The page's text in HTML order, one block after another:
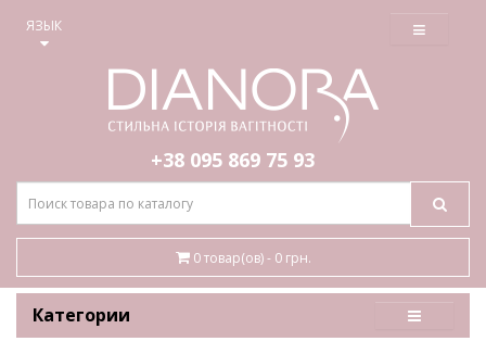
ЯЗЫК ≡
+38 095 869 75 93
0 товар(ов) - 0 грн.
Категории